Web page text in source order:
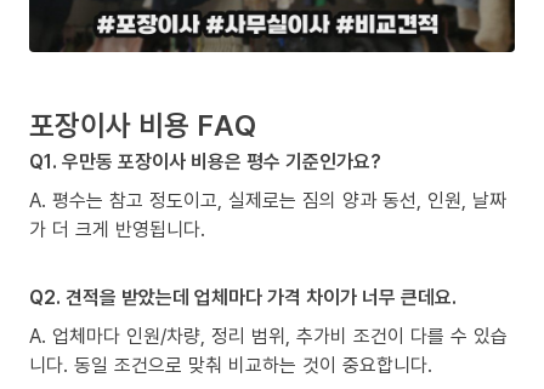
포장이사 비용 FAQ
Q1. 우만동 포장이사 비용은 평수 기준인가요?
A. 평수는 참고 정도이고, 실제로는 짐의 양과 동선, 인원, 날짜
가 더 크게 반영됩니다.
Q2. 견적을 받았는데 업체마다 가격 차이가 너무 큰데요.
A. 업체마다 인원/차량, 정리 범위, 추가비 조건이 다를 수 있습
니다. 동일 조건으로 맞춰 비교하는 것이 중요합니다.